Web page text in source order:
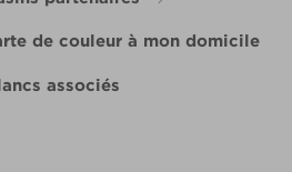
de couleur à mon domicile
associés